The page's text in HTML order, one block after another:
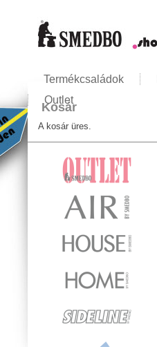
Termékcsaládok
Outlet
Kosár
A kosár üres.